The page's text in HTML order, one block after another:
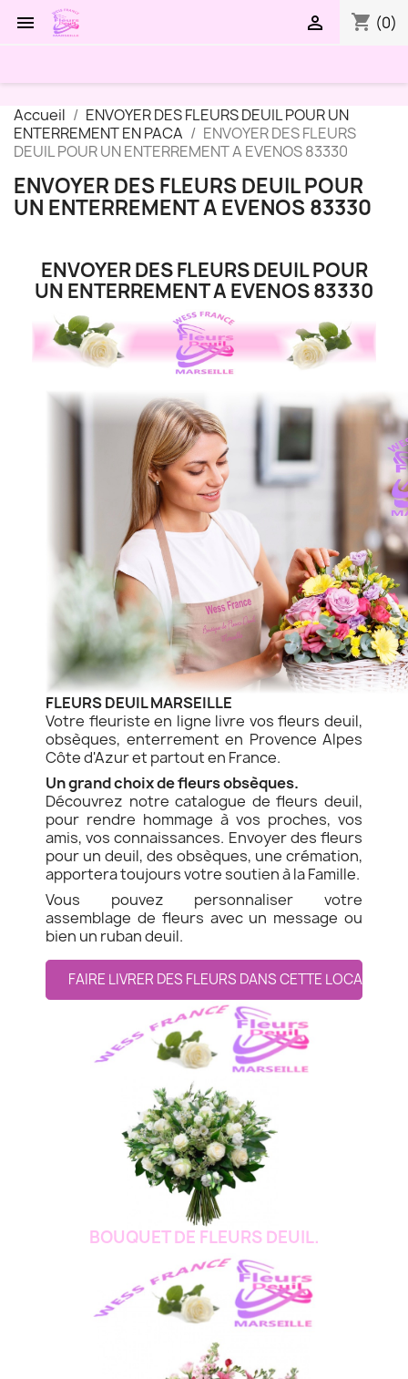
 shopping_cart (0)

Accueil
ENVOYER DES FLEURS DEUIL POUR UN
ENTERREMENT EN PACA
ENVOYER DES FLEURS
DEUIL POUR UN ENTERREMENT A EVENOS 83330
ENVOYER DES FLEURS DEUIL POUR
UN ENTERREMENT A EVENOS 83330
ENVOYER DES FLEURS DEUIL POUR
UN ENTERREMENT A EVENOS 83330
FLEURS DEUIL MARSEILLE
Votre fleuriste en ligne livre vos fleurs deuil,
obsèques, enterrement en Provence Alpes
Côte d'Azur et partout en France.
Un grand choix de fleurs obsèques.
Découvrez notre catalogue de fleurs deuil,
pour rendre hommage à vos proches, vos
amis, vos connaissances. Envoyer des fleurs
pour un deuil, des obsèques, une crémation,
apportera toujours votre soutien à la Famille.
Vous pouvez personnaliser votre
assemblage de fleurs avec un message ou
bien un ruban deuil.
FAIRE LIVRER DES FLEURS DANS CETTE LOCALITE
BOUQUET DE FLEURS DEUIL.